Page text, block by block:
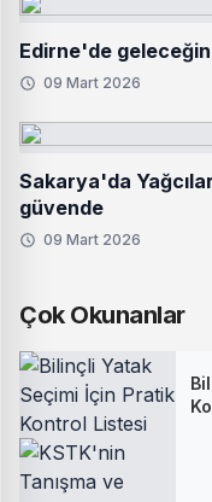
Edirne'de
09 Mart 2026
Sakarya'da
güvende
09 Mart 2026
Çok Okunanlar